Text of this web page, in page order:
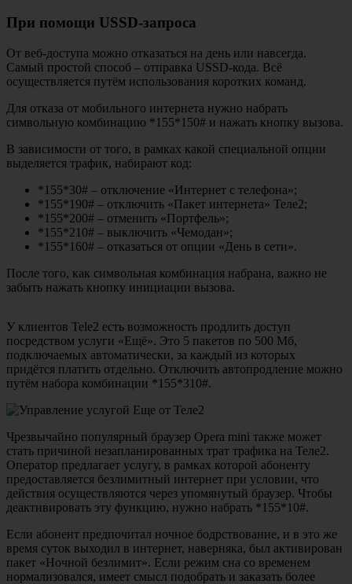
При помощи USSD-запроса
От веб-доступа можно отказаться на день или навсегда.
Самый простой способ – отправка USSD-кода. Всё
осуществляется путём использования коротких команд.
Для отказа от мобильного интернета нужно набрать
символьную комбинацию *155*150# и нажать кнопку вызова.
В зависимости от того, в рамках какой специальной опции
выделяется трафик, набирают код:
*155*30# – отключение «Интернет с телефона»;
*155*190# – отключить «Пакет интернета» Теле2;
*155*200# – отменить «Портфель»;
*155*210# – выключить «Чемодан»;
*155*160# – отказаться от опции «День в сети».
После того, как символьная комбинация набрана, важно не
забыть нажать кнопку инициации вызова.
У клиентов Tele2 есть возможность продлить доступ
посредством услуги «Ещё». Это 5 пакетов по 500 Мб,
подключаемых автоматически, за каждый из которых
придётся платить отдельно. Отключить автопродление можно
путём набора комбинации *155*310#.
Чрезвычайно популярный браузер Opera mini также может
стать причиной незапланированных трат трафика на Теле2.
Оператор предлагает услугу, в рамках которой абоненту
предоставляется безлимитный интернет при условии, что
действия осуществляются через упомянутый браузер. Чтобы
деактивировать эту функцию, нужно набрать *155*10#.
Если абонент предпочитал ночное бодрствование, и в это же
время суток выходил в интернет, наверняка, был активирован
пакет «Ночной безлимит». Если режим сна со временем
нормализовался, имеет смысл подобрать и заказать более